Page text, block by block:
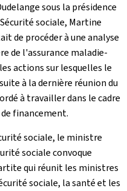
sous la présidence
sociale, Martine
de procéder à une analyse
de l'assurance maladie-
actions sur lesquelles le
à la dernière réunion du
à travailler dans le cadre
financement.
sociale, le ministre
sociale convoque
qui réunit les ministres
sociale, la santé et les